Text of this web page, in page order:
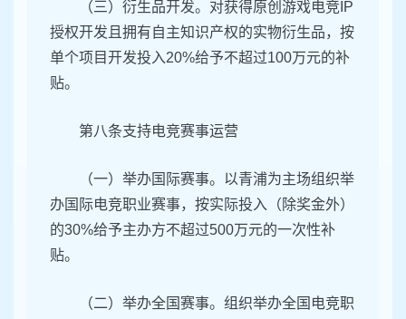
（三）衍生品开发。对获得原创游戏电竞IP
授权开发且拥有自主知识产权的实物衍生品，按
单个项目开发投入20%给予不超过100万元的补
贴。
第八条支持电竞赛事运营
（一）举办国际赛事。以青浦为主场组织举
办国际电竞职业赛事，按实际投入（除奖金外）
的30%给予主办方不超过500万元的一次性补
贴。
（二）举办全国赛事。组织举办全国电竞职